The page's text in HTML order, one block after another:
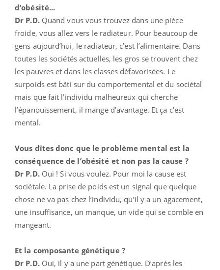
d’obésité...
Dr P.D. Quand vous vous trouvez dans une pièce
froide, vous allez vers le radiateur. Pour beaucoup de
gens aujourd’hui, le radiateur, c’est l’alimentaire. Dans
toutes les sociétés actuelles, les gros se trouvent chez
les pauvres et dans les classes défavorisées. Le
surpoids est bâti sur du comportemental et du sociétal
mais que fait l’individu malheureux qui cherche
l’épanouissement, il mange d’avantage. Et ça c’est
mental.
Vous dîtes donc que le problème mental est la
conséquence de l’obésité et non pas la cause ?
Dr P.D.Oui ! Si vous voulez. Pour moi la cause est
sociétale. La prise de poids est un signal que quelque
chose ne va pas chez l’individu, qu’il y a un agacement,
une insuffisance, un manque, un vide qui se comble en
mangeant.
Et la composante génétique ?
Dr P.D. Oui, il y a une part génétique. D’après les